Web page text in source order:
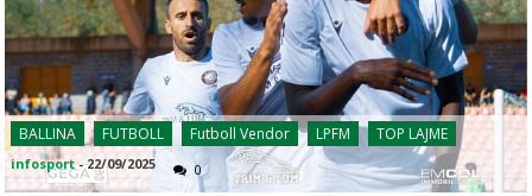
BALLINA FUTBOLL Futboll Vendor LPFM TOP LAJME
infosport -22/09/2025 0